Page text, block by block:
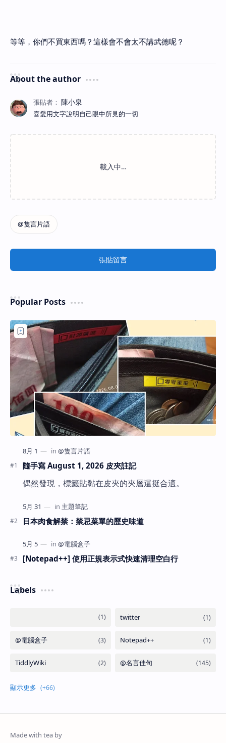
等等，你們不買東西嗎？這樣會不會太不講武德呢？
About the author
喜愛用文字說明自己眼中所見的一切
張貼留言
Popular Posts
隨手寫 August 1, 2026 皮夾註記
偶然發現，標籤貼黏在皮夾的夾層還挺合適。
日本肉食解禁：禁忌菜單的歷史味道
[Notepad++] 使用正規表示式快速清理空白行
Labels